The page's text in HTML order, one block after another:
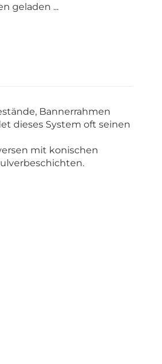
geladen ...
Bannerrahmen
dieses System oft seinen
mit konischen